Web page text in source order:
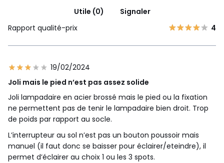
Utile (0)
Signaler
Rapport qualité-prix
4
19/02/2024
Joli mais le pied n’est pas assez solide
Joli lampadaire en acier brossé mais le pied ou la fixation
ne permettent pas de tenir le lampadaire bien droit. Trop
de poids par rapport au socle.
L’interrupteur au sol n’est pas un bouton poussoir mais
manuel (il faut donc se baisser pour éclairer/eteindre), il
permet d’éclairer au choix 1 ou les 3 spots.